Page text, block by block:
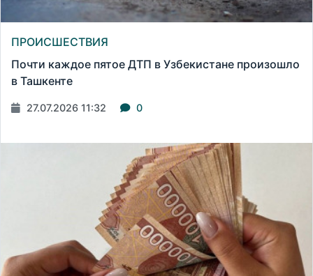
ПРОИСШЕСТВИЯ
Почти каждое пятое ДТП в Узбекистане произошло
в Ташкенте
27.07.2026 11:32 0